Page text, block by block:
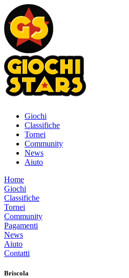
Giochi
Classifiche
Tornei
Community
News
Aiuto
Home
Giochi
Classifiche
Tornei
Community
Pagamenti
News
Aiuto
Contatti
Briscola